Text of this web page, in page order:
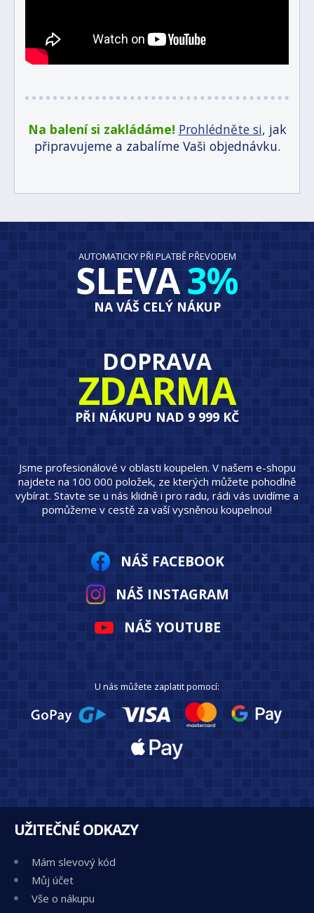
Na balení si zakládáme! Prohlédněte si, jak
připravujeme a zabalíme Vaši objednávku.
AUTOMATICKY PŘI PLATBĚ PŘEVODEM
SLEVA3%
NA VÁŠ CELÝ NÁKUP
DOPRAVA
ZDARMA
PŘI NÁKUPU NAD 9 999 KČ
Jsme profesionálové v oblasti koupelen. V našem e-shopu
najdete na 100 000 položek, ze kterých můžete pohodlně
vybírat. Stavte se u nás klidně i pro radu, rádi vás uvidíme a
pomůžeme v cestě za vaší vysněnou koupelnou!
NÁŠ FACEBOOK
NÁŠ INSTAGRAM
NÁŠ YOUTUBE
U nás můžete zaplatit pomocí:
UŽITEČNÉ ODKAZY
Mám slevový kód
Můj účet
Vše o nákupu